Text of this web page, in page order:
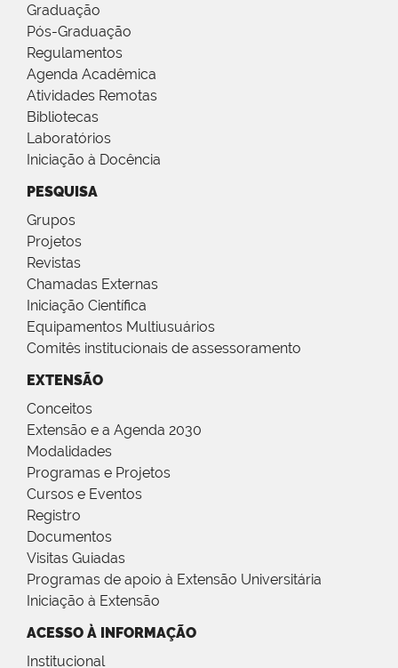
Graduação
Pós-Graduação
Regulamentos
Agenda Acadêmica
Atividades Remotas
Bibliotecas
Laboratórios
Iniciação à Docência
PESQUISA
Grupos
Projetos
Revistas
Chamadas Externas
Iniciação Científica
Equipamentos Multiusuários
Comitês institucionais de assessoramento
EXTENSÃO
Conceitos
Extensão e a Agenda 2030
Modalidades
Programas e Projetos
Cursos e Eventos
Registro
Documentos
Visitas Guiadas
Programas de apoio à Extensão Universitária
Iniciação à Extensão
ACESSO À INFORMAÇÃO
Institucional